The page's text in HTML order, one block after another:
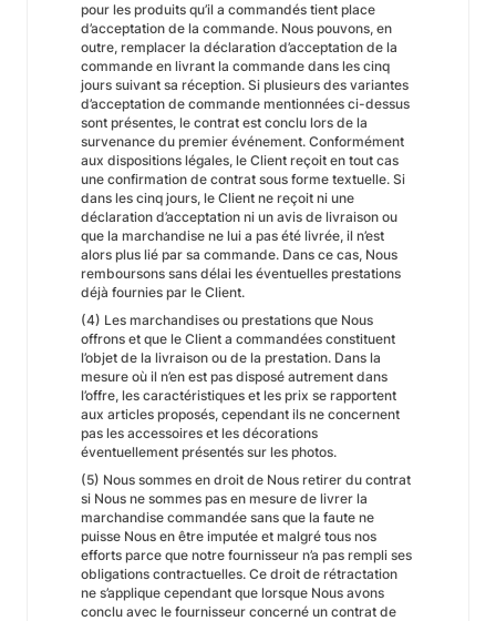
pour les produits qu’il a commandés tient place
d’acceptation de la commande. Nous pouvons, en
outre, remplacer la déclaration d’acceptation de la
commande en livrant la commande dans les cinq
jours suivant sa réception. Si plusieurs des variantes
d’acceptation de commande mentionnées ci-dessus
sont présentes, le contrat est conclu lors de la
survenance du premier événement. Conformément
aux dispositions légales, le Client reçoit en tout cas
une confirmation de contrat sous forme textuelle. Si
dans les cinq jours, le Client ne reçoit ni une
déclaration d’acceptation ni un avis de livraison ou
que la marchandise ne lui a pas été livrée, il n’est
alors plus lié par sa commande. Dans ce cas, Nous
remboursons sans délai les éventuelles prestations
déjà fournies par le Client.
(4) Les marchandises ou prestations que Nous
offrons et que le Client a commandées constituent
l’objet de la livraison ou de la prestation. Dans la
mesure où il n’en est pas disposé autrement dans
l’offre, les caractéristiques et les prix se rapportent
aux articles proposés, cependant ils ne concernent
pas les accessoires et les décorations
éventuellement présentés sur les photos.
(5) Nous sommes en droit de Nous retirer du contrat
si Nous ne sommes pas en mesure de livrer la
marchandise commandée sans que la faute ne
puisse Nous en être imputée et malgré tous nos
efforts parce que notre fournisseur n’a pas rempli ses
obligations contractuelles. Ce droit de rétractation
ne s’applique cependant que lorsque Nous avons
conclu avec le fournisseur concerné un contrat de